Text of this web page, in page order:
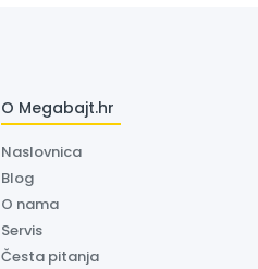
O Megabajt.hr
Naslovnica
Blog
O nama
Servis
Česta pitanja